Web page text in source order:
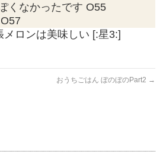
くなかったです O55
ロンは美味しい [:星3:]
おうちごはん ぼのぼのPart2 →